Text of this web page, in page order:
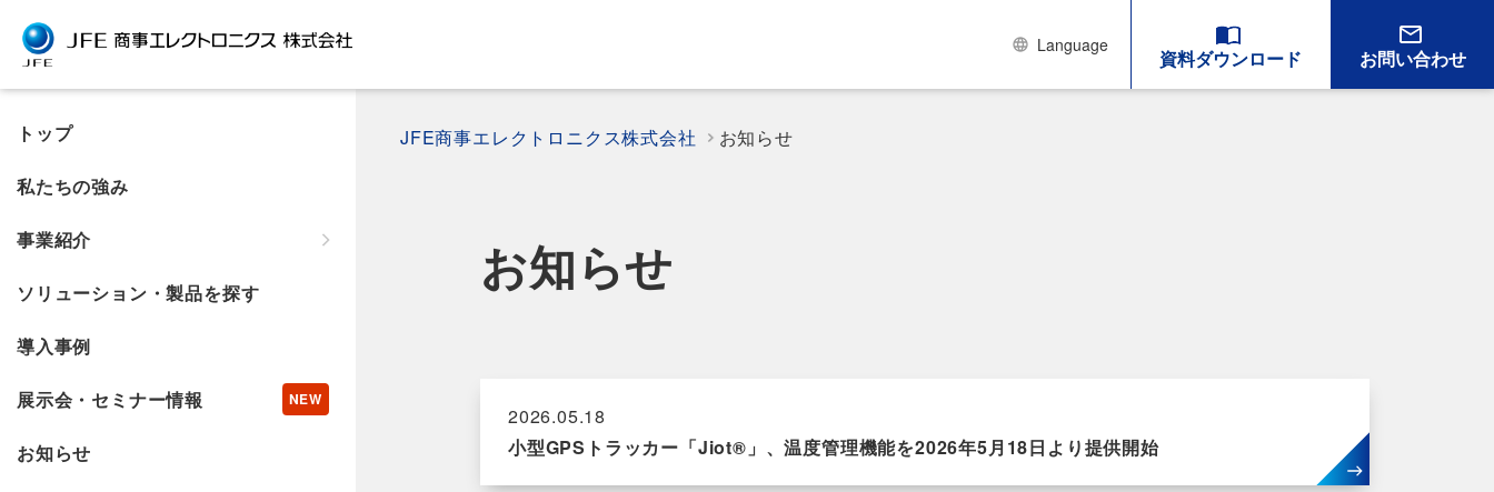
Language
資料ダウンロード お問い合わせ
トップ
私たちの強み
事業紹介
ソリューション・製品を探す
導入事例
展示会・セミナー情報
お知らせ
JFE商事エレクトロニクス株式会社 お知らせ
お知らせ
2026.05.18
小型GPSトラッカー「Jiot®」、温度管理機能を2026年5月18日より提供開始